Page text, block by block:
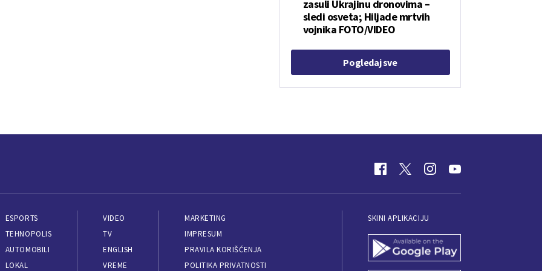
zasuli Ukrajinu dronovima –
sledi osveta; Hiljade mrtvih
vojnika FOTO/VIDEO
Pogledaj sve
ESPORTS
TEHNOPOLIS
AUTOMOBILI
LOKAL
VIDEO
TV
ENGLISH
VREME
MARKETING
IMPRESUM
PRAVILA KORIŠĆENJA
POLITIKA PRIVATNOSTI
SKINI APLIKACIJU